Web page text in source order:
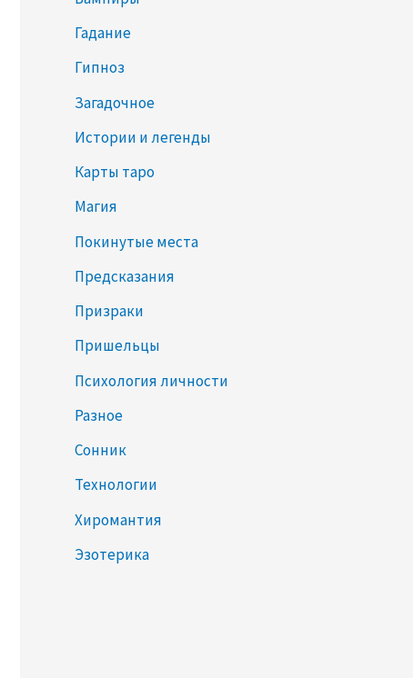
Гадание
Гипноз
Загадочное
Истории и легенды
Карты таро
Магия
Покинутые места
Предсказания
Призраки
Пришельцы
Психология личности
Разное
Сонник
Технологии
Хиромантия
Эзотерика